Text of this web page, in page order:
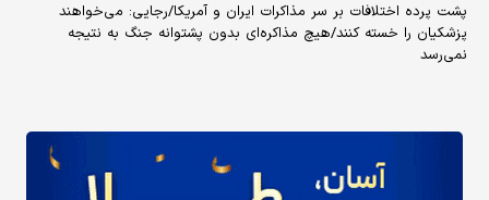
پشت پرده اختلافات بر سر مذاکرات ایران و آمریکا/رجایی: می‌خواهند
پزشکیان را خسته کنند/هیچ مذاکره‌ای بدون پشتوانه جنگ به نتیجه
نمی‌رسد